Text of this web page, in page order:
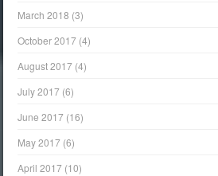
March 2018 (3)
October 2017(4)
August 2017(4)
July 2017(6)
June 2017(16)
May 2017(6)
April 2017(10)